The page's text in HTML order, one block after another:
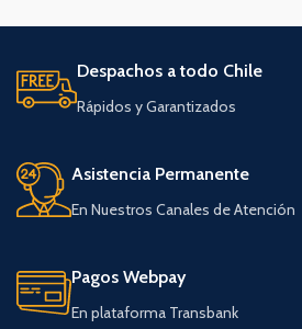
Despachos a todo Chile
Rápidos y Garantizados
Asistencia Permanente
En Nuestros Canales de Atención
Pagos Webpay
En plataforma Transbank